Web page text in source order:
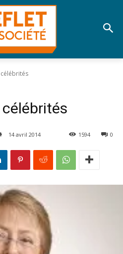
14 avril 2014 0
1594